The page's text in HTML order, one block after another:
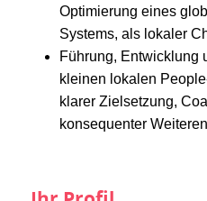
Optimierung eines
Systems, als lokaler
Führung, Entwicklung
kleinen lokalen
klarer Zielsetzung,
konsequenter